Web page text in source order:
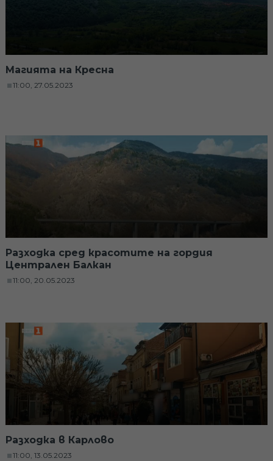
Магията на Кресна
11:00, 27.05.2023
Разходка сред красотите на гордия
Централен Балкан
11:00, 20.05.2023
Разходка в Карлово
11:00, 13.05.2023